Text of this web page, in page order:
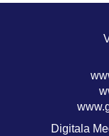
Digitala